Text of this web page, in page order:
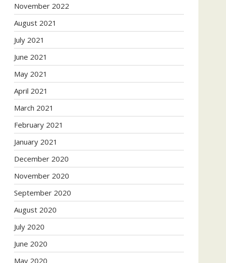
November 2022
August 2021
July 2021
June 2021
May 2021
April 2021
March 2021
February 2021
January 2021
December 2020
November 2020
September 2020
August 2020
July 2020
June 2020
May 2020